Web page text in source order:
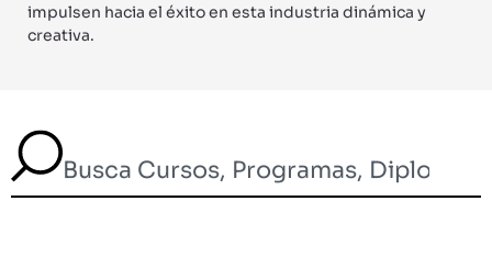
impulsen hacia el éxito en esta industria dinámica y
creativa.